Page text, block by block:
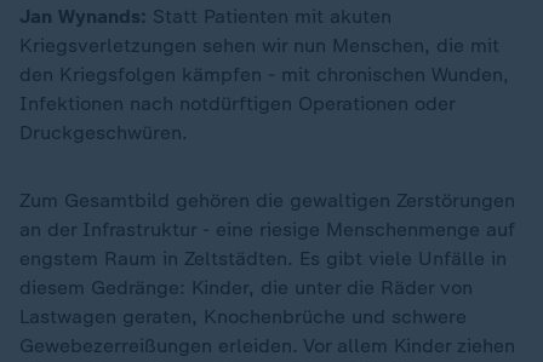
Jan Wynands: Statt Patienten mit akuten
Kriegsverletzungen sehen wir nun Menschen, die mit
den Kriegsfolgen kämpfen - mit chronischen Wunden,
Infektionen nach notdürftigen Operationen oder
Druckgeschwüren.
Zum Gesamtbild gehören die gewaltigen Zerstörungen
an der Infrastruktur - eine riesige Menschenmenge auf
engstem Raum in Zeltstädten. Es gibt viele Unfälle in
diesem Gedränge: Kinder, die unter die Räder von
Lastwagen geraten, Knochenbrüche und schwere
Gewebezerreißungen erleiden. Vor allem Kinder ziehen